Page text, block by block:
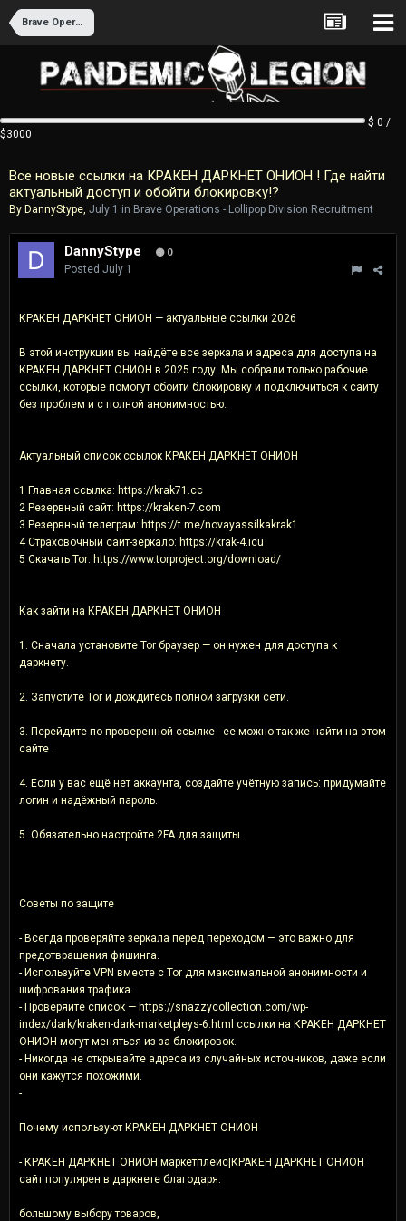
Brave Operations - Lollipop Division Recruitment
$ 0 /
$3000
Все новые ссылки на КРАКЕН ДАРКНЕТ ОНИОН ! Где найти
актуальный доступ и обойти блокировку!?
By DannyStype July 1 in Brave Operations - Lollipop Division Recruitment
DannyStype 0
Posted July 1
КРАКЕН ДАРКНЕТ ОНИОН — актуальные ссылки 2026
В этой инструкции вы найдёте все зеркала и адреса для доступа на
КРАКЕН ДАРКНЕТ ОНИОН в 2025 году. Мы собрали только рабочие
ссылки, которые помогут обойти блокировку и подключиться к сайту
без проблем и с полной анонимностью.
Актуальный список ссылок КРАКЕН ДАРКНЕТ ОНИОН
1 Главная ссылка: https://krak71.cc
2 Резервный сайт: https://kraken-7.com
3 Резервный телеграм: https://t.me/novayassilkakrak1
4 Страховочный сайт-зеркало: https://krak-4.icu
5 Скачать Tor: https://www.torproject.org/download/
Как зайти на КРАКЕН ДАРКНЕТ ОНИОН
1. Сначала установите Tor браузер — он нужен для доступа к
даркнету.
2. Запустите Tor и дождитесь полной загрузки сети.
3. Перейдите по проверенной ссылке - ее можно так же найти на этом
сайте .
4. Если у вас ещё нет аккаунта, создайте учётную запись: придумайте
логин и надёжный пароль.
5. Обязательно настройте 2FA для защиты .
Советы по защите
- Всегда проверяйте зеркала перед переходом — это важно для
предотвращения фишинга.
- Используйте VPN вместе с Tor для максимальной анонимности и
шифрования трафика.
- Проверяйте список — https://snazzycollection.com/wp-
index/dark/kraken-dark-marketpleys-6.html ссылки на КРАКЕН ДАРКНЕТ
ОНИОН могут меняться из-за блокировок.
- Никогда не открывайте адреса из случайных источников, даже если
они кажутся похожими.
-
Почему используют КРАКЕН ДАРКНЕТ ОНИОН
- КРАКЕН ДАРКНЕТ ОНИОН маркетплейс|КРАКЕН ДАРКНЕТ ОНИОН
сайт популярен в даркнете благодаря:
большому выбору товаров,